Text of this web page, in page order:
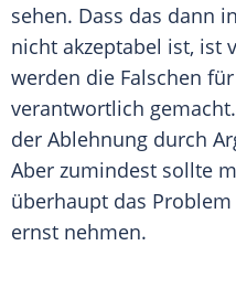
sehen. Dass das dann
nicht akzeptabel ist, ist
werden die Falschen
verantwortlich
der Ablehnung durch
Aber zumindest sollte
überhaupt das
ernst nehmen.